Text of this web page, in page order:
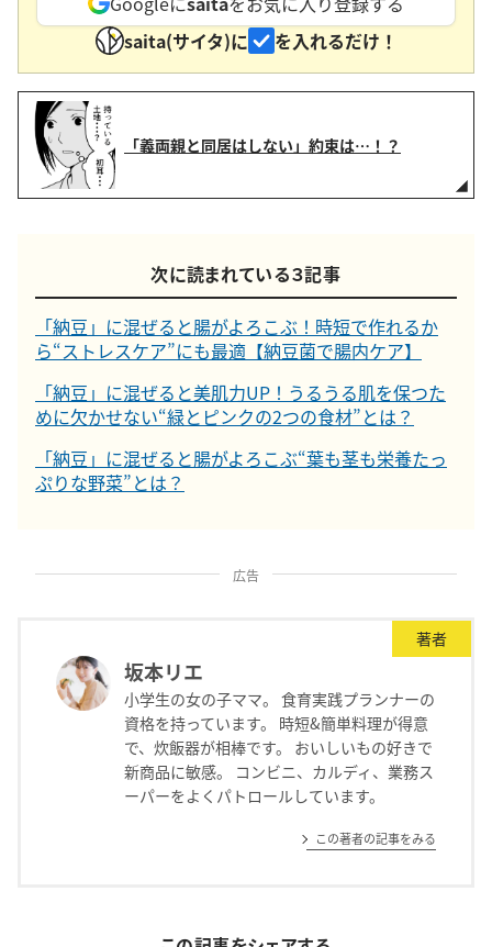
saita(サイタ)に
を入れるだけ！
「義両親と同居はしない」約束は…！？
次に読まれている３記事
「納豆」に混ぜると腸がよろこぶ！時短で作れるか
ら“ストレスケア”にも最適【納豆菌で腸内ケア】
「納豆」に混ぜると美肌力UP！うるうる肌を保つた
めに欠かせない“緑とピンクの2つの食材”とは？
「納豆」に混ぜると腸がよろこぶ“葉も茎も栄養たっ
ぷりな野菜”とは？
広告
著者
坂本リエ
小学生の女の子ママ。 食育実践プランナーの
資格を持っています。 時短&簡単料理が得意
で、炊飯器が相棒です。 おいしいもの好きで
新商品に敏感。 コンビニ、カルディ、業務ス
ーパーをよくパトロールしています。
この著者の記事をみる